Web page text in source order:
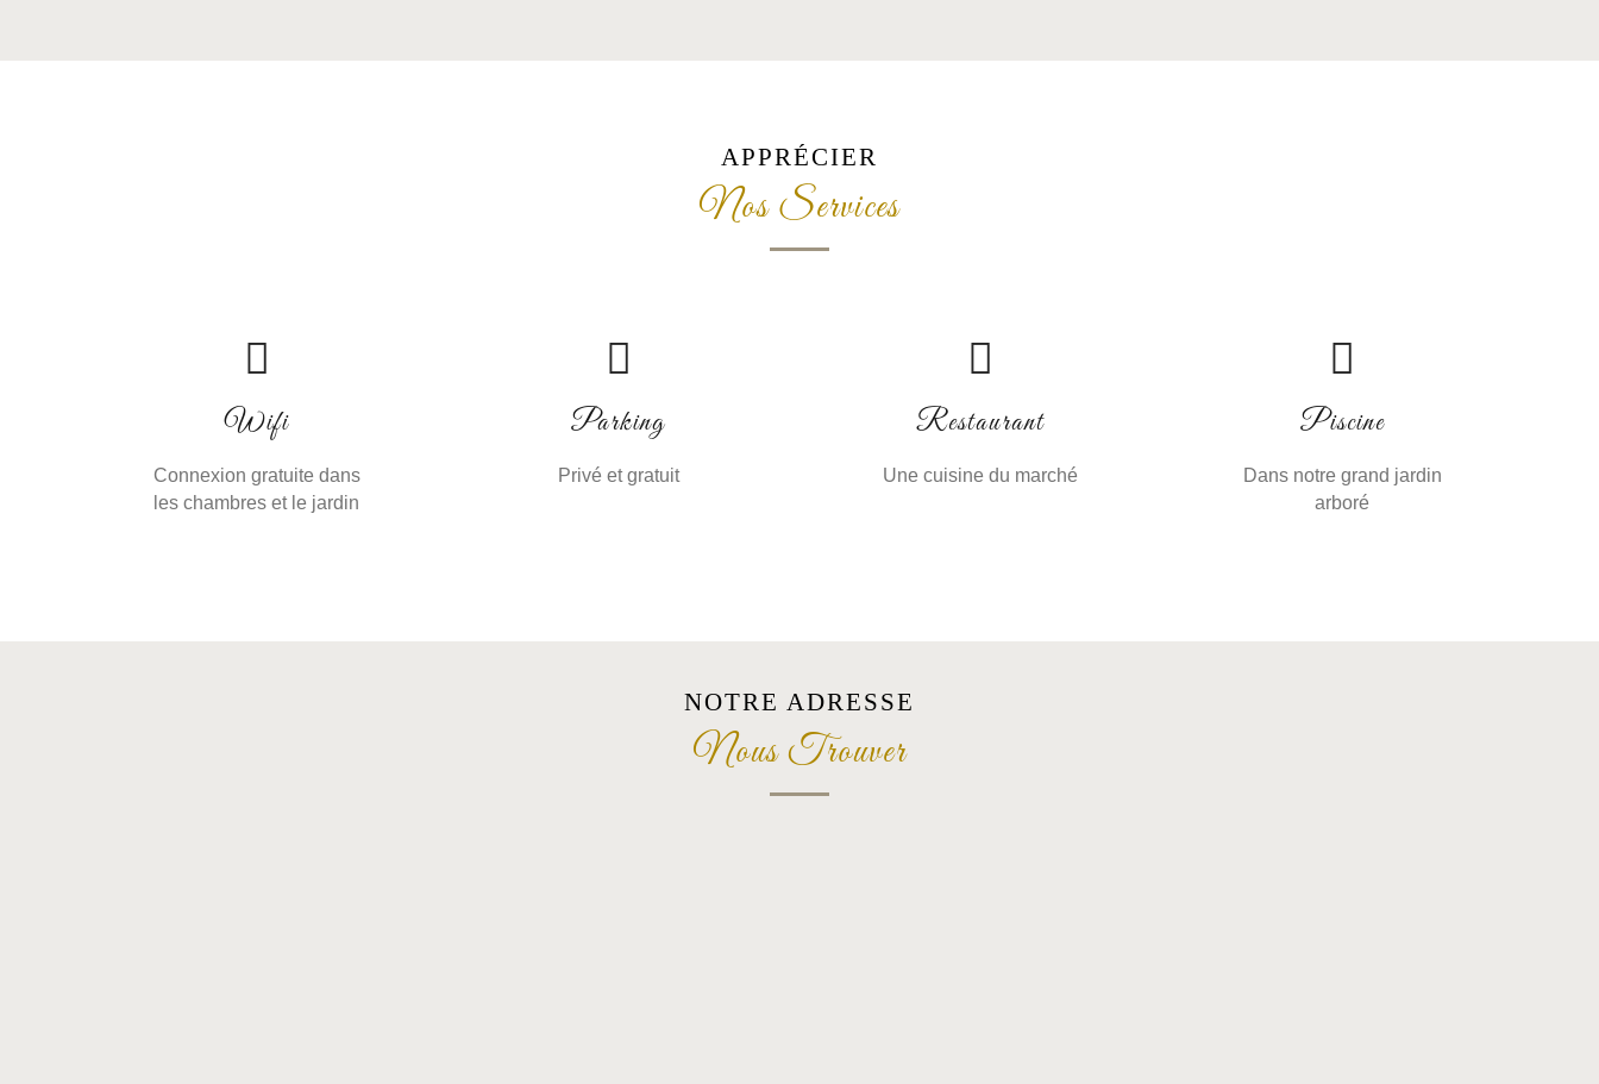
APPRÉCIER
Nos Services
Wifi
Connexion gratuite dans
les chambres et le jardin
Parking
Privé et gratuit
Restaurant
Une cuisine du marché
Piscine
Dans notre grand jardin
arboré
NOTRE ADRESSE
Nous Trouver